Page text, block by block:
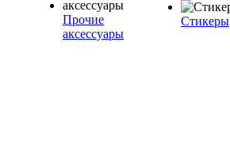
Прочие
аксессуары
Стикеры